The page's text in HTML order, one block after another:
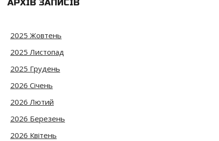
АРХІВ ЗАПИСІВ
2025 Жовтень
2025 Листопад
2025 Грудень
2026 Січень
2026 Лютий
2026 Березень
2026 Квітень